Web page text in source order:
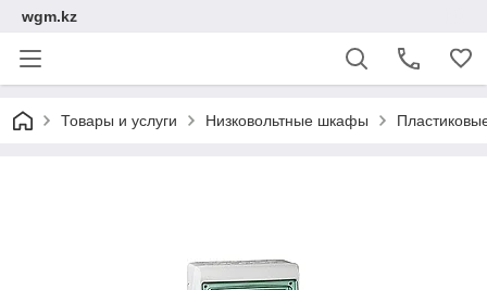
wgm.kz
Товары и услуги Низковольтные шкафы